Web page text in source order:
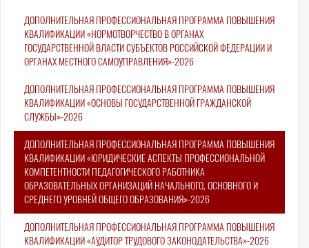
ДОПОЛНИТЕЛЬНАЯ ПРОФЕССИОНАЛЬНАЯ ПРОГРАММА ПОВЫШЕНИЯ
КВАЛИФИКАЦИИ «НОРМОТВОРЧЕСТВО В ОРГАНАХ
ГОСУДАРСТВЕННОЙ ВЛАСТИ СУБЪЕКТОВ РОССИЙСКОЙ ФЕДЕРАЦИИ И
ОРГАНАХ МЕСТНОГО САМОУПРАВЛЕНИЯ»-2026
ДОПОЛНИТЕЛЬНАЯ ПРОФЕССИОНАЛЬНАЯ ПРОГРАММА ПОВЫШЕНИЯ
КВАЛИФИКАЦИИ «ОСНОВЫ ГОСУДАРСТВЕННОЙ ГРАЖДАНСКОЙ
СЛУЖБЫ»-2026
ДОПОЛНИТЕЛЬНАЯ ПРОФЕССИОНАЛЬНАЯ ПРОГРАММА ПОВЫШЕНИЯ
КВАЛИФИКАЦИИ «ЮРИДИЧЕСКИЕ АСПЕКТЫ ПРОФЕССИОНАЛЬНОЙ
КОМПЕТЕНТНОСТИ ПЕДАГОГИЧЕСКОГО РАБОТНИКА
ОБРАЗОВАТЕЛЬНЫХ ОРГАНИЗАЦИЙ НАЧАЛЬНОГО, ОСНОВНОГО И
СРЕДНЕГО УРОВНЕЙ ОБЩЕГО ОБРАЗОВАНИЯ»-2026
ДОПОЛНИТЕЛЬНАЯ ПРОФЕССИОНАЛЬНАЯ ПРОГРАММА ПОВЫШЕНИЯ
КВАЛИФИКАЦИИ «АУДИТОР ТРУДОВОГО ЗАКОНОДАТЕЛЬСТВА»-2026